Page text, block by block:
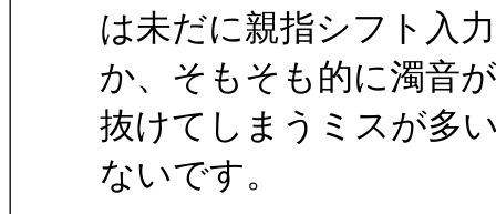
は未だに親指シフト入
か、そもそも的に濁音が
抜けてしまうミスが多
ないです。